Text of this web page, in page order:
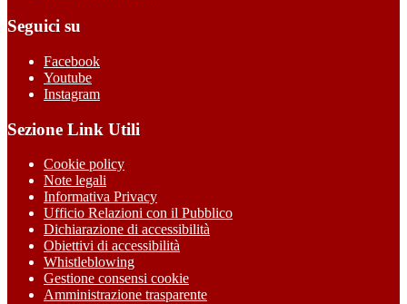
Seguici su
Facebook
Youtube
Instagram
Sezione Link Utili
Cookie policy
Note legali
Informativa Privacy
Ufficio Relazioni con il Pubblico
Dichiarazione di accessibilità
Obiettivi di accessibilità
Whistleblowing
Gestione consensi cookie
Amministrazione trasparente